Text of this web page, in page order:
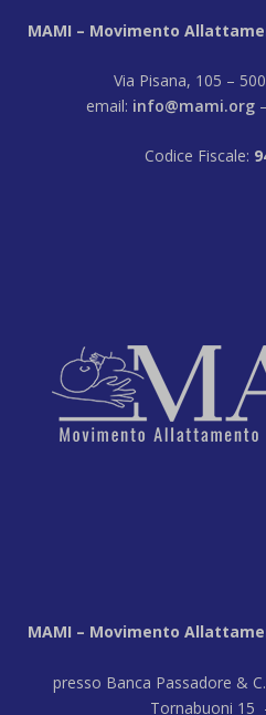
MAMI – Movimento
Via Pisana, 105 –
email: info@mami.org
Codice Fiscale:
MAMI – Movimento
presso Banca Passadore &
Tornabuoni 15